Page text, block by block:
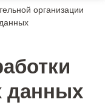
организации
данных